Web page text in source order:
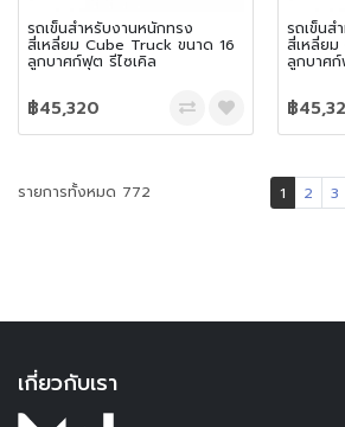
รถเข็นสำหรับงานหนักทรง
สี่เหลี่ยม Cube Truck ขนาด 16
ลูกบาศก์ฟุต รีไซเคิล
฿45,320
รถเข็นส
สี่เหลี่ย
ลูกบาศ
฿
รายการทั้งหมด 772 1 2 3
เกี่ยวกับเรา